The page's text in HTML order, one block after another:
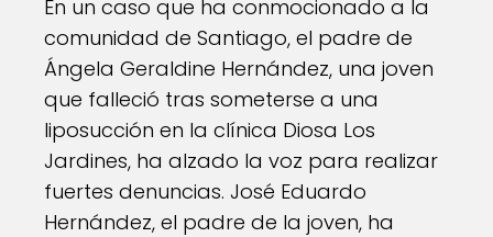
En un caso que ha conmocionado a la
comunidad de Santiago, el padre de
Ángela Geraldine Hernández, una joven
que falleció tras someterse a una
liposucción en la clínica Diosa Los
Jardines, ha alzado la voz para realizar
fuertes denuncias. José Eduardo
Hernández, el padre de la joven, ha